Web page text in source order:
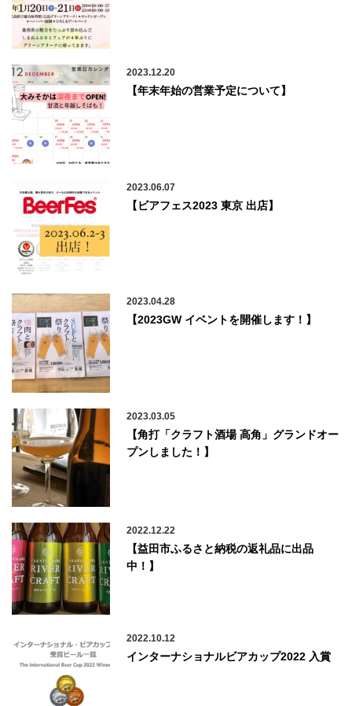
2023.12.20
【年末年始の営業予定について】
2023.06.07
【ビアフェス2023 東京 出店】
2023.04.28
【2023GW イベントを開催します！】
2023.03.05
【角打「クラフト酒場 高角」グランドオー
プンしました！】
2022.12.22
【益田市ふるさと納税の返礼品に出品
中！】
2022.10.12
インターナショナルビアカップ2022 入賞